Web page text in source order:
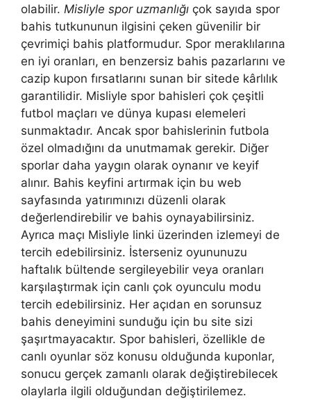
olabilir. Misliyle spor uzmanlığı çok sayıda spor
bahis tutkununun ilgisini çeken güvenilir bir
çevrimiçi bahis platformudur. Spor meraklılarına
en iyi oranları, en benzersiz bahis pazarlarını ve
cazip kupon fırsatlarını sunan bir sitede kârlılık
garantilidir. Misliyle spor bahisleri çok çeşitli
futbol maçları ve dünya kupası elemeleri
sunmaktadır. Ancak spor bahislerinin futbola
özel olmadığını da unutmamak gerekir. Diğer
sporlar daha yaygın olarak oynanır ve keyif
alınır. Bahis keyfini artırmak için bu web
sayfasında yatırımınızı düzenli olarak
değerlendirebilir ve bahis oynayabilirsiniz.
Ayrıca maçı Misliyle linki üzerinden izlemeyi de
tercih edebilirsiniz. İsterseniz oyununuzu
haftalık bültende sergileyebilir veya oranları
karşılaştırmak için canlı çok oyunculu modu
tercih edebilirsiniz. Her açıdan en sorunsuz
bahis deneyimini sunduğu için bu site sizi
şaşırtmayacaktır. Spor bahisleri, özellikle de
canlı oyunlar söz konusu olduğunda kuponlar,
sonucu gerçek zamanlı olarak değiştirebilecek
olaylarla ilgili olduğundan değiştirilemez.